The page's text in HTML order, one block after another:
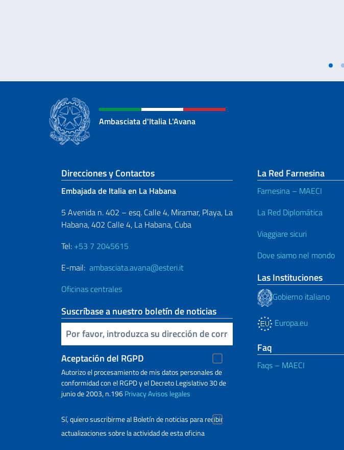
Ambasciata d'Italia L'Avana
Sezione footer
Direcciones y Contactos
Embajada de Italia en La Habana
5 Avenida n. 402 – esq. Calle 4, Miramar, Playa, La
Habana, 402 Calle 4, La Habana, Cuba
Tel: +53 7 2045615
E-mail: ambasciata.avana@esteri.it
Oficinas centrales
Suscríbase a nuestro boletín de noticias
Inserta tu correo electronico
Aceptación del RGPD
Autorizo ​​el procesamiento de mis datos personales de
conformidad con el RGPD y el Decreto Legislativo 30 de
junio de 2003, n.196PrivacyAvisos legales
Sí, quiero suscribirme al Boletín de noticias para recibir
actualizaciones sobre la actividad de esta oficina
La Red Farnesina
Farnesina – MAECI
La Red Diplomática
Viaggiare sicuri
Dove siamo nel mondo
Las Instituciones
Gobierno italiano
Europa.eu
Faq
Faqs – MAECI